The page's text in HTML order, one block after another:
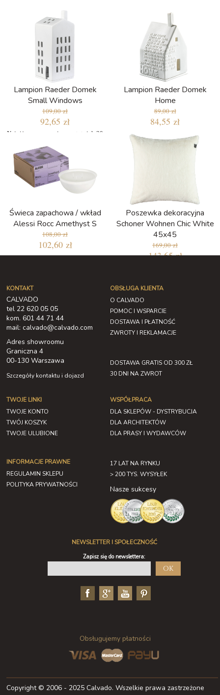
Lampion Raeder Domek
Small Windows
109,00 zł
92,65 zł
Najniższa cena w ciągu ostatnich 30
Lampion Raeder Domek
Home
89,00 zł
84,55 zł
Świeca zapachowa / wkład
Alessi Rocc Amethyst S
108,00 zł
102,60 zł
Poszewka dekoracyjna
Schoner Wohnen Chic White
45x45
169,00 zł
143,65 zł
KONTAKT
CALVADO
tel 22 620 05 05
kom. 601 44 71 44
mail: calvado@calvado.com
Adres showroomu
Graniczna 4
00-130 Warszawa
Szczegóły kontaktu i dojazd
OBSŁUGA KLIENTA
O CALVADO
POMOC I WSPARCIE
DOSTAWA I PŁATNOŚĆ
ZWROTY I REKLAMACJE
DOSTAWA GRATIS OD 300 ZŁ
30 DNI NA ZWROT
TWOJE LINKI
TWOJE KONTO
TWÓJ KOSZYK
TWOJE ULUBIONE
INFORMACJE PRAWNE
REGULAMIN SKLEPU
POLITYKA PRYWATNOŚCI
WSPÓŁPRACA
DLA SKLEPÓW - DYSTRYBUCJA
DLA ARCHITEKTÓW
DLA PRASY I WYDAWCÓW
17 LAT NA RYNKU
> 200 TYS. WYSYŁEK
Nasze sukcesy
NEWSLETTER I SPOŁECZNOŚĆ
Zapisz się do newslettera:
OK
Obsługujemy płatności
Copyright © 2006 - 2025 Calvado. Wszelkie prawa zastrzeżone